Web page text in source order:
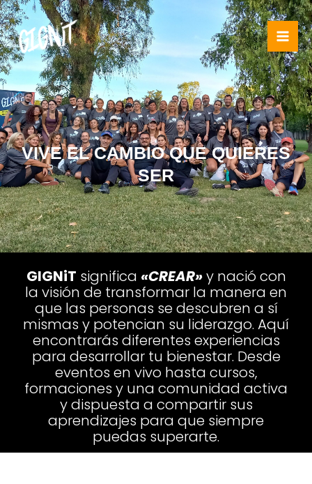
Ir
al
contenido
VIVE EL CAMBIO QUE QUIERES
SER
GIGNiT significa «CREAR»y nació con
la visión de transformar la manera en
que las personas se descubren a sí
mismas y potencian su liderazgo. Aquí
encontrarás diferentes experiencias
para desarrollar tu bienestar. Desde
eventos en vivo hasta cursos,
formaciones y una comunidad activa
y dispuesta a compartir sus
aprendizajes para que siempre
puedas superarte.